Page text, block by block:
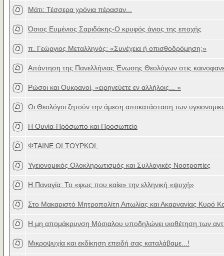
Μάτι: Τέσσερα χρόνια πέρασαν...
Όσιος Ευμένιος Σαριδάκης-Ο κρυφός άγιος της εποχής
π. Γεώργιος Μεταλληνός: «Συνέχεια ή οπισθοδρόμηση;»
Απάντηση της Πανελλήνιας Ένωσης Θεολόγων στις
Ρώσοι και Ουκρανοί, «ειρηνεύετε εν αλλήλοις... »
Οι Θεολόγοι ζητούν την άμεση αποκατάσταση των
Η Ουνία-Πρόσωπο και Προσωπείο
ΦΤΑΙΝΕ ΟΙ ΤΟΥΡΚΟΙ;
Υγειονομικός Ολοκληρωτισμός και Συλλογικές Νοοτροπίες
Η Παναγία: Το «φως που καίει» την ελληνική «ψυχή»
Στο Μακαριστό Μητροπολίτη Αιτωλίας και Ακαρνανίας Κυρό
Η μη απομάκρυνση Μόσιαλου υποδηλώνει υιοθέτηση των
Μικροψυχία και εκδίκηση επειδή σας καταλάβαμε...!